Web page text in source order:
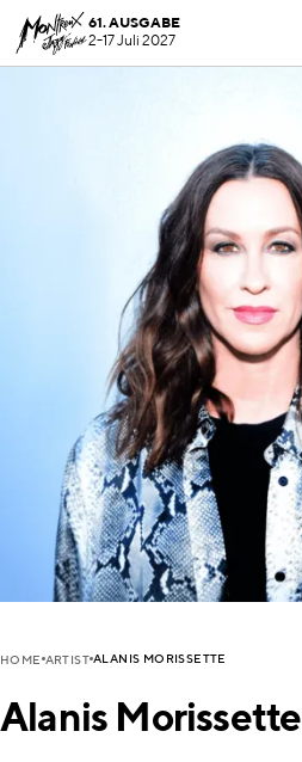
61. AUSGABE
2-17 Juli 2027
HOME ARTIST ALANIS MORISSETTE
Alanis Morissette